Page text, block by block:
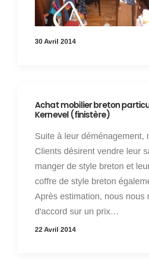
30 Avril 2014
Achat mobilier breton
Kernevel (finistère)
Suite à leur déménagement,
Clients désirent vendre leur
manger de style breton et
coffre de style breton
Après estimation, nous nous
d'accord sur un prix…
22 Avril 2014